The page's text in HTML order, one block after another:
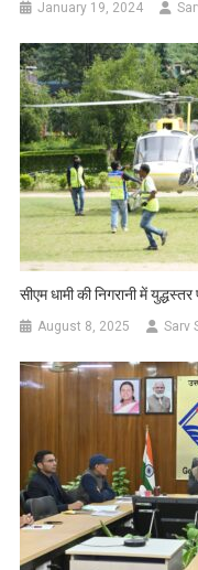
January 19, 2024
सीएम धामी की निगरानी में
August 8, 2025 Sarv